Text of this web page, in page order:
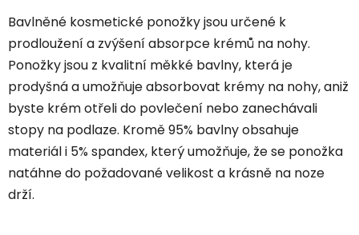
Bavlněné kosmetické ponožky jsou určené k
prodloužení a zvýšení absorpce krémů na nohy.
Ponožky jsou z kvalitní měkké bavlny, která je
prodyšná a umožňuje absorbovat krémy na nohy, aniž
byste krém otřeli do povlečení nebo zanechávali
stopy na podlaze. Kromě 95% bavlny obsahuje
materiál i 5% spandex, který umožňuje, že se ponožka
natáhne do požadované velikost a krásně na noze
drží.